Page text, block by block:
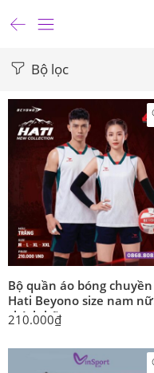
Bộ lọc
Bộ quần áo bóng chuyền
Hati Beyono size nam nữ
chính hãng
210.000₫